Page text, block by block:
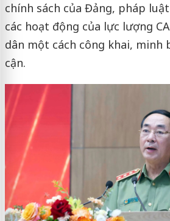
chính sách của Đảng, pháp
các hoạt động của lực lượng
dân một cách công khai, minh
cận.